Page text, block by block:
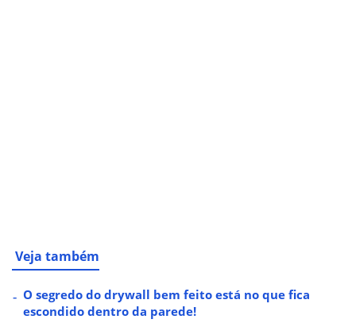
Veja também
O segredo do drywall bem feito está no que fica
escondido dentro da parede!